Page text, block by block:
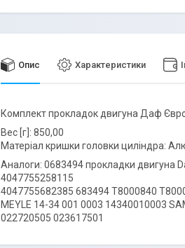
Опис Характеристики
Комплект прокладок двигуна Даф
Вес [г]: 850,00
Матеріал кришки головки циліндра:
Аналоги: 0683494 прокладки двигуна
4047755258115
4047755682385 683494 T8000840
MEYLE 14-34 001 0003 14340010003
022720505 023617501